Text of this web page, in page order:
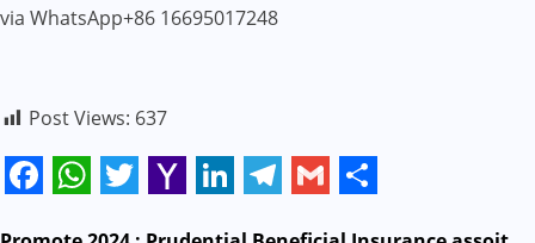
via WhatsApp+86 16695017248
Post Views: 637